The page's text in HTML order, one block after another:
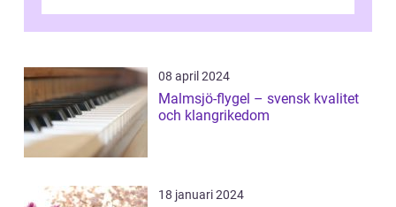
08 april 2024
Malmsjö-flygel – svensk kvalitet
och klangrikedom
18 januari 2024